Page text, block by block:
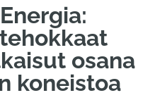
osana
koneistoa